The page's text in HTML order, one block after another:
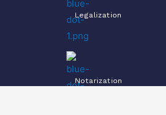
Legalization
Notarization